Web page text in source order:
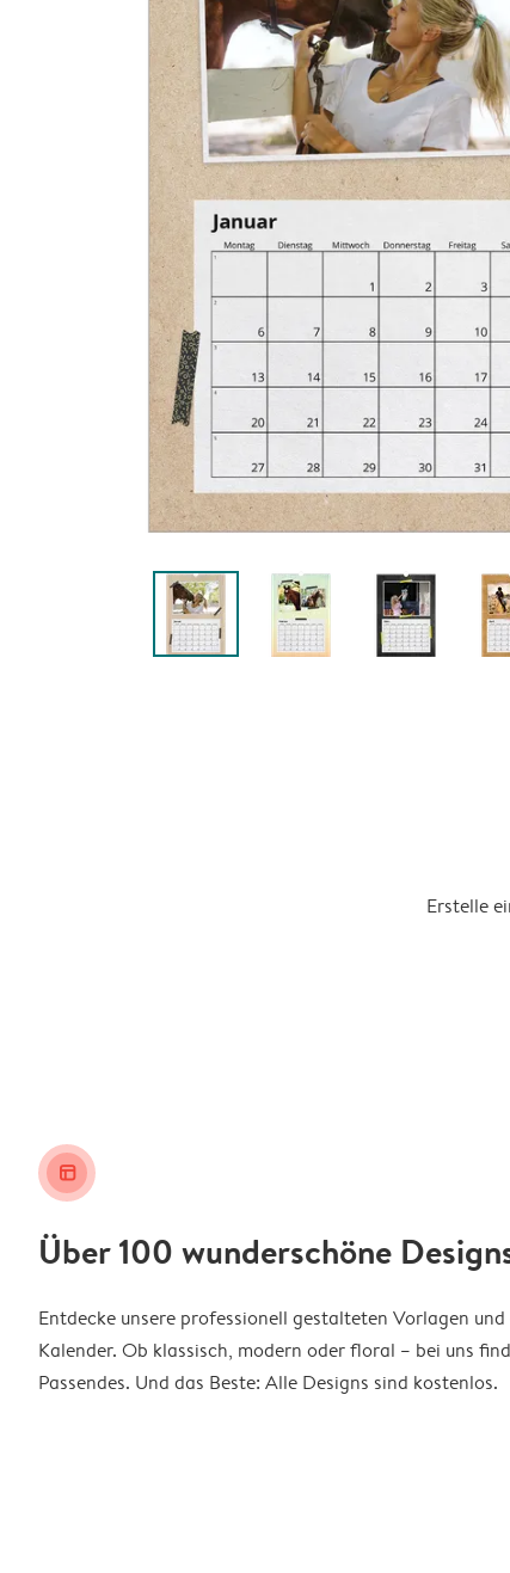
Erstelle
layout_alt
Über 100 wunderschöne
Entdecke unsere professionell gestalteten Vorlagen
Kalender. Ob klassisch, modern oder floral – bei uns
Passendes. Und das Beste: Alle Designs sind kostenlos.